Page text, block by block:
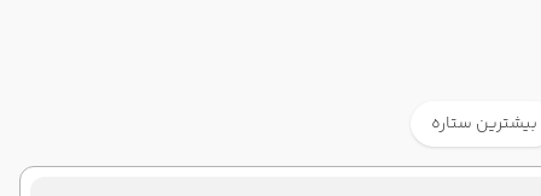
بیشترین ستاره